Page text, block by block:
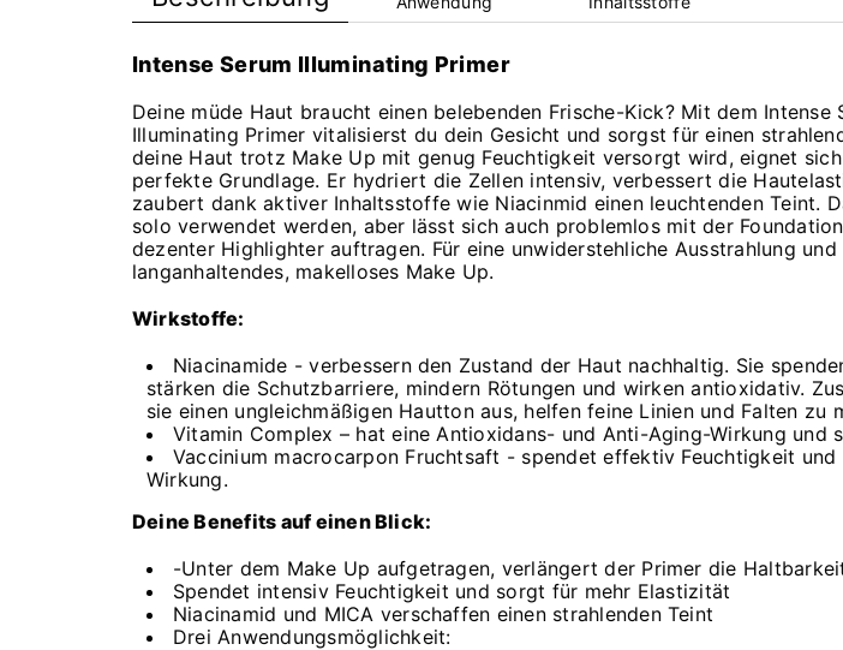
Intense Serum Illuminating Primer
Deine müde Haut braucht einen belebenden Frische-Kick? Mit dem Intense
Illuminating Primer vitalisierst du dein Gesicht und sorgst für einen
deine Haut trotz Make Up mit genug Feuchtigkeit versorgt wird, eignet
perfekte Grundlage. Er hydriert die Zellen intensiv, verbessert die
zaubert dank aktiver Inhaltsstoffe wie Niacinmid einen leuchtenden Teint.
solo verwendet werden, aber lässt sich auch problemlos mit der
dezenter Highlighter auftragen. Für eine unwiderstehliche Ausstrahlung und
langanhaltendes, makelloses Make Up.
Wirkstoffe:
Niacinamide - verbessern den Zustand der Haut nachhaltig. Sie
stärken die Schutzbarriere, mindern Rötungen und wirken antioxidativ.
sie einen ungleichmäßigen Hautton aus, helfen feine Linien und Falten
Vitamin Complex – hat eine Antioxidans- und Anti-Aging-Wirkung und
Vaccinium macrocarpon Fruchtsaft - spendet effektiv Feuchtigkeit
Wirkung.
Deine Benefits auf einen Blick:
-Unter dem Make Up aufgetragen, verlängert der Primer die
Spendet intensiv Feuchtigkeit und sorgt für mehr Elastizität
Niacinamid und MICA verschaffen einen strahlenden Teint
Drei Anwendungsmöglichkeit: